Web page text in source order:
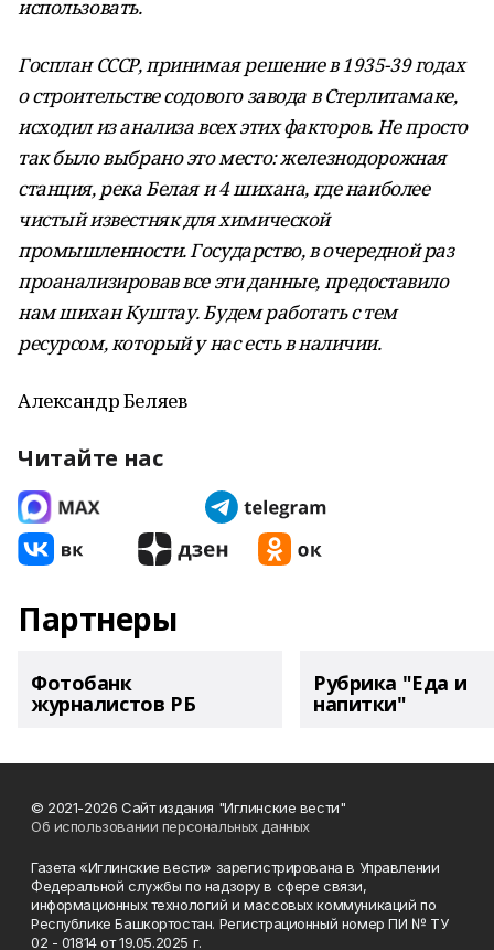
использовать.
Госплан СССР, принимая решение в 1935-39 годах
о строительстве содового завода в Стерлитамаке,
исходил из анализа всех этих факторов. Не просто
так было выбрано это место: железнодорожная
станция, река Белая и 4 шихана, где наиболее
чистый известняк для химической
промышленности. Государство, в очередной раз
проанализировав все эти данные, предоставило
нам шихан Куштау. Будем работать с тем
ресурсом, который у нас есть в наличии.
Александр Беляев
Читайте нас
Партнеры
Фотобанк
журналистов РБ
Рубрика "Еда и
напитки"
© 2021-2026 Сайт издания "Иглинские вести"
Об использовании персональных данных
Газета «Иглинские вести» зарегистрирована в Управлении
Федеральной службы по надзору в сфере связи,
информационных технологий и массовых коммуникаций по
Республике Башкортостан. Регистрационный номер ПИ № ТУ
02 - 01814 от 19.05.2025 г.